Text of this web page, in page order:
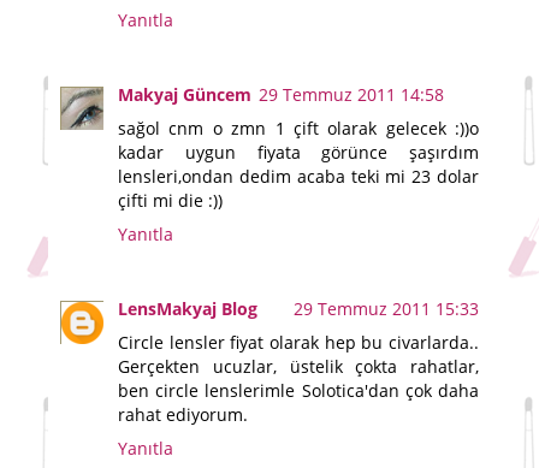
Yanıtla
Makyaj Güncem 29 Temmuz 2011 14:58
sağol cnm o zmn 1 çift olarak gelecek :))o
kadar uygun fiyata görünce şaşırdım
lensleri,ondan dedim acaba teki mi 23 dolar
çifti mi die :))
Yanıtla
LensMakyaj Blog
29 Temmuz 2011 15:33
Circle lensler fiyat olarak hep bu civarlarda..
Gerçekten ucuzlar, üstelik çokta rahatlar,
ben circle lenslerimle Solotica'dan çok daha
rahat ediyorum.
Yanıtla